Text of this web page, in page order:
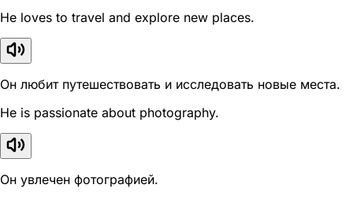
He loves to travel and explore new places.
Он любит путешествовать и исследовать новые места.
He is passionate about photography.
Он увлечен фотографией.